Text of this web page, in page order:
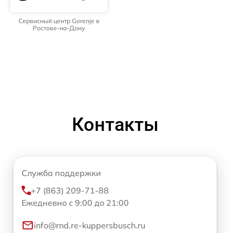
Сервисный центр Gorenje в
Ростове-на-Дону
Контакты
Служба поддержки
+7 (863) 209-71-88
Ежедневно с 9:00 до 21:00
info@rnd.re-kuppersbusch.ru